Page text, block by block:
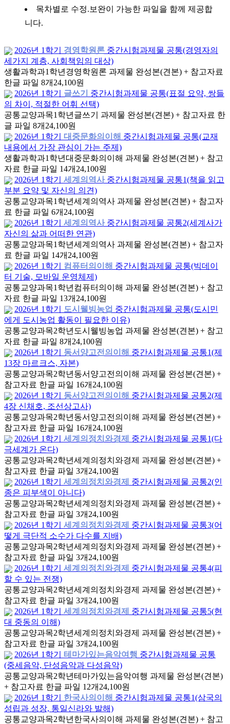
목차별로 수정.보완이 가능한 파일을 함께 제공합
니다.
2026년 1학기 경영학원론 중간시험과제물 공통(경영자의
세가지 계층, 사회책임의 대상)
생활과학과1학년 경영학원론 과제물 완성본(견본) + 참고자료
한글 파일 8개 24,100원
2026년 1학기
글쓰기 중간시험과제물 공통(표절 요약, 쌍들
의 차이, 적절한 어휘 선택)
공통교양과목1학년 글쓰기 과제물 완성본(견본) + 참고자료 한
글 파일 8개 24,100원
2026년 1학기
대중문화의이해 중간시험과제물 공통(교재
내용에서 가장 관심이 가는 주제)
생활과학과1학년대중문화의이해 과제물 완성본(견본) + 참고
자료 한글 파일 14개 24,100원
2026년 1학기
세계의역사 중간시험과제물 공통1(책을 읽고
부분 요약 및 자신의 의견)
공통교양과목1학년세계의역사 과제물 완성본(견본) + 참고자
료 한글 파일 6개 24,100원
2026년 1학기
세계의역사 중간시험과제물 공통2(세계사가
자신의 삶과 어떠한 연관)
공통교양과목1학년세계의역사 과제물 완성본(견본) + 참고자
료 한글 파일 14개 24,100원
2026년 1학기
컴퓨터의이해 중간시험과제물 공통(빅데이
터 기술, 모바일 운영체제)
공통교양과목1학년 컴퓨터의이해 과제물 완성본(견본) + 참고
자료 한글 파일 13개 24,100원
2026년 1학기
도시웰빙농업 중간시험과제물 공통(도시민
에게 도시농업 활동이 필요한 이유)
공통교양과목2학년 도시웰빙농업 과제물 완성본(견본) + 참고
자료 한글 파일 8개 24,100원
2026년 1학기
동서양고전의이해 중간시험과제물 공통1(제
13장 마르크스, 자본)
공통교양과목2학년 동서양고전의이해 과제물 완성본(견본) +
참고자료 한글 파일 16개 24,100원
2026년 1학기
동서양고전의이해 중간시험과제물 공통2(제
4장 신채호, 조선상고사)
공통교양과목2학년 동서양고전의이해 과제물 완성본(견본) +
참고자료 한글 파일 16개 24,100원
2026년 1학기
세계의정치와경제 중간시험과제물 공통1(다
극세계가 온다)
공통교양과목2학년세계의정치와경제 과제물 완성본(견본) +
참고자료 한글 파일 3개 24,100원
2026년 1학기
세계의정치와경제 중간시험과제물 공통2(인
종은 피부색이 아니다)
공통교양과목2학년세계의정치와경제 과제물 완성본(견본) +
참고자료 한글 파일 3개 24,100원
2026년 1학기
세계의정치와경제 중간시험과제물 공통3(어
떻게 극단적 소수가 다수를 지배)
공통교양과목2학년세계의정치와경제 과제물 완성본(견본) +
참고자료 한글 파일 3개 24,100원
2026년 1학기
세계의정치와경제 중간시험과제물 공통4(피
할 수 있는 전쟁)
공통교양과목2학년세계의정치와경제 과제물 완성본(견본) +
참고자료 한글 파일 3개 24,100원
2026년 1학기
세계의정치와경제 중간시험과제물 공통5(현
대 중동의 이해)
공통교양과목2학년세계의정치와경제 과제물 완성본(견본) +
참고자료 한글 파일 3개 24,100원
2026년 1학기
테마가있는음악여행 중간시험과제물 공통
(중세음악, 단성음악과 다성음악)
공통교양과목2학년테마가있는음악여행 과제물 완성본(견본)
+ 참고자료 한글 파일 12개 24,100원
2026년 1학기
한국사의이해 중간시험과제물 공통1(삼국의
성립과 성장, 통일신라와 발해)
공통교양과목2학년 한국사의이해 과제물 완성본(견본) + 참고